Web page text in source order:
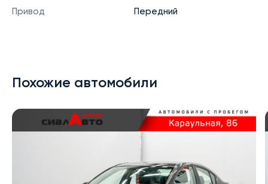
Привод Передний
Похожие автомобили